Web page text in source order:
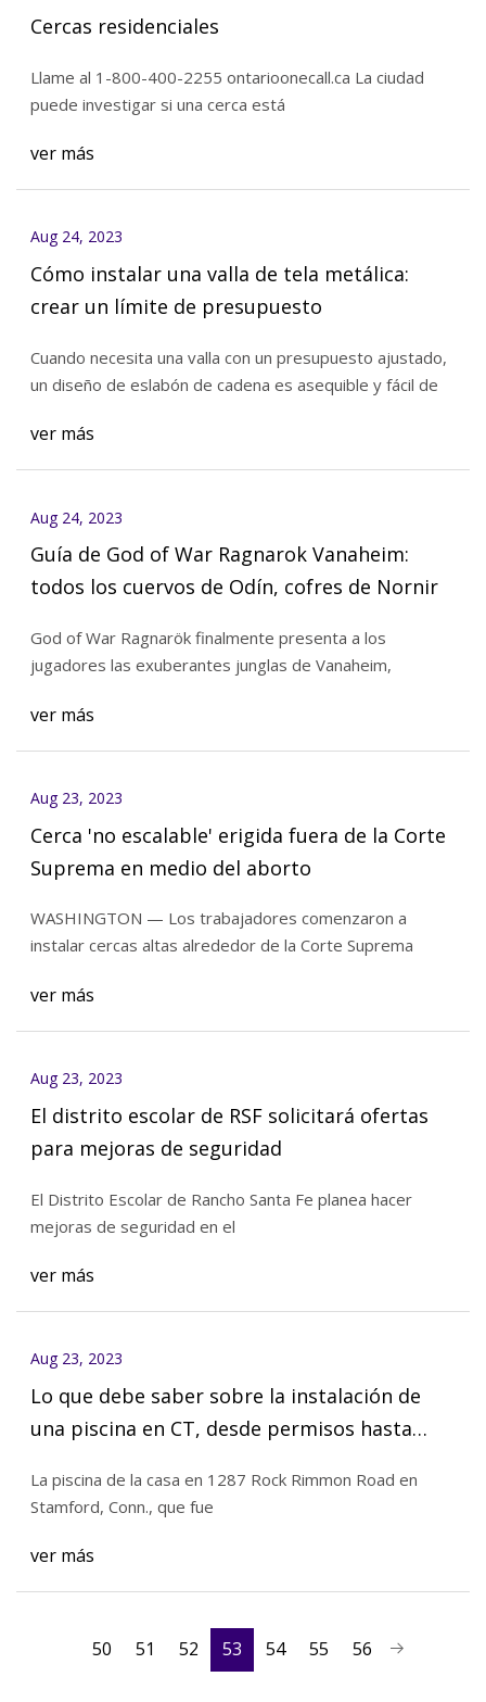
Cercas residenciales
Llame al 1-800-400-2255 ontarioonecall.ca La ciudad
puede investigar si una cerca está
ver más
Aug 24, 2023
Cómo instalar una valla de tela metálica:
crear un límite de presupuesto
Cuando necesita una valla con un presupuesto ajustado,
un diseño de eslabón de cadena es asequible y fácil de
ver más
Aug 24, 2023
Guía de God of War Ragnarok Vanaheim:
todos los cuervos de Odín, cofres de Nornir
God of War Ragnarök finalmente presenta a los
jugadores las exuberantes junglas de Vanaheim,
ver más
Aug 23, 2023
Cerca 'no escalable' erigida fuera de la Corte
Suprema en medio del aborto
WASHINGTON — Los trabajadores comenzaron a
instalar cercas altas alrededor de la Corte Suprema
ver más
Aug 23, 2023
El distrito escolar de RSF solicitará ofertas
para mejoras de seguridad
El Distrito Escolar de Rancho Santa Fe planea hacer
mejoras de seguridad en el
ver más
Aug 23, 2023
Lo que debe saber sobre la instalación de
una piscina en CT, desde permisos hasta
La piscina de la casa en 1287 Rock Rimmon Road en
Stamford, Conn., que fue
ver más
50 51 52 53 54 55 56